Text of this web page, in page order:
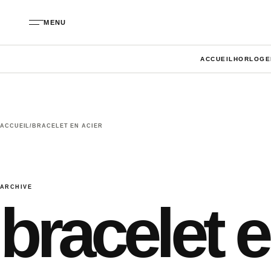
MENU
ACCUEIL
ACCUEIL/ BRACELET EN ACIER
ARCHIVE
bracelet